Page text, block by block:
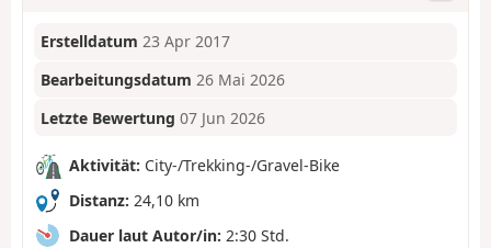
Erstelldatum 23 Apr 2017
Bearbeitungsdatum 26 Mai 2026
Letzte Bewertung 07 Jun 2026
Aktivität: City-/Trekking-/Gravel-Bike
Distanz: 24,10 km
Dauer laut Autor/in: 2:30 Std.